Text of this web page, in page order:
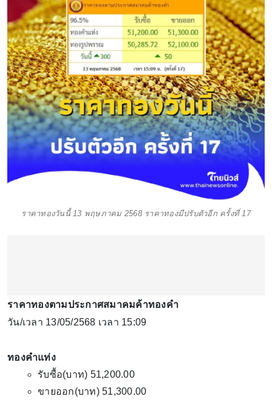
ราคาทองวันนี้ 13 พฤษภาคม 2568 ราคาทองมีปรับตัวอีก ครั้งที่ 17
ราคาทองตามประกาศสมาคมค้าทองคำ
วัน/เวลา 13/05/2568 เวลา 15:09
ทองคำแท่ง
รับซื้อ(บาท) 51,200.00
ขายออก(บาท) 51,300.00